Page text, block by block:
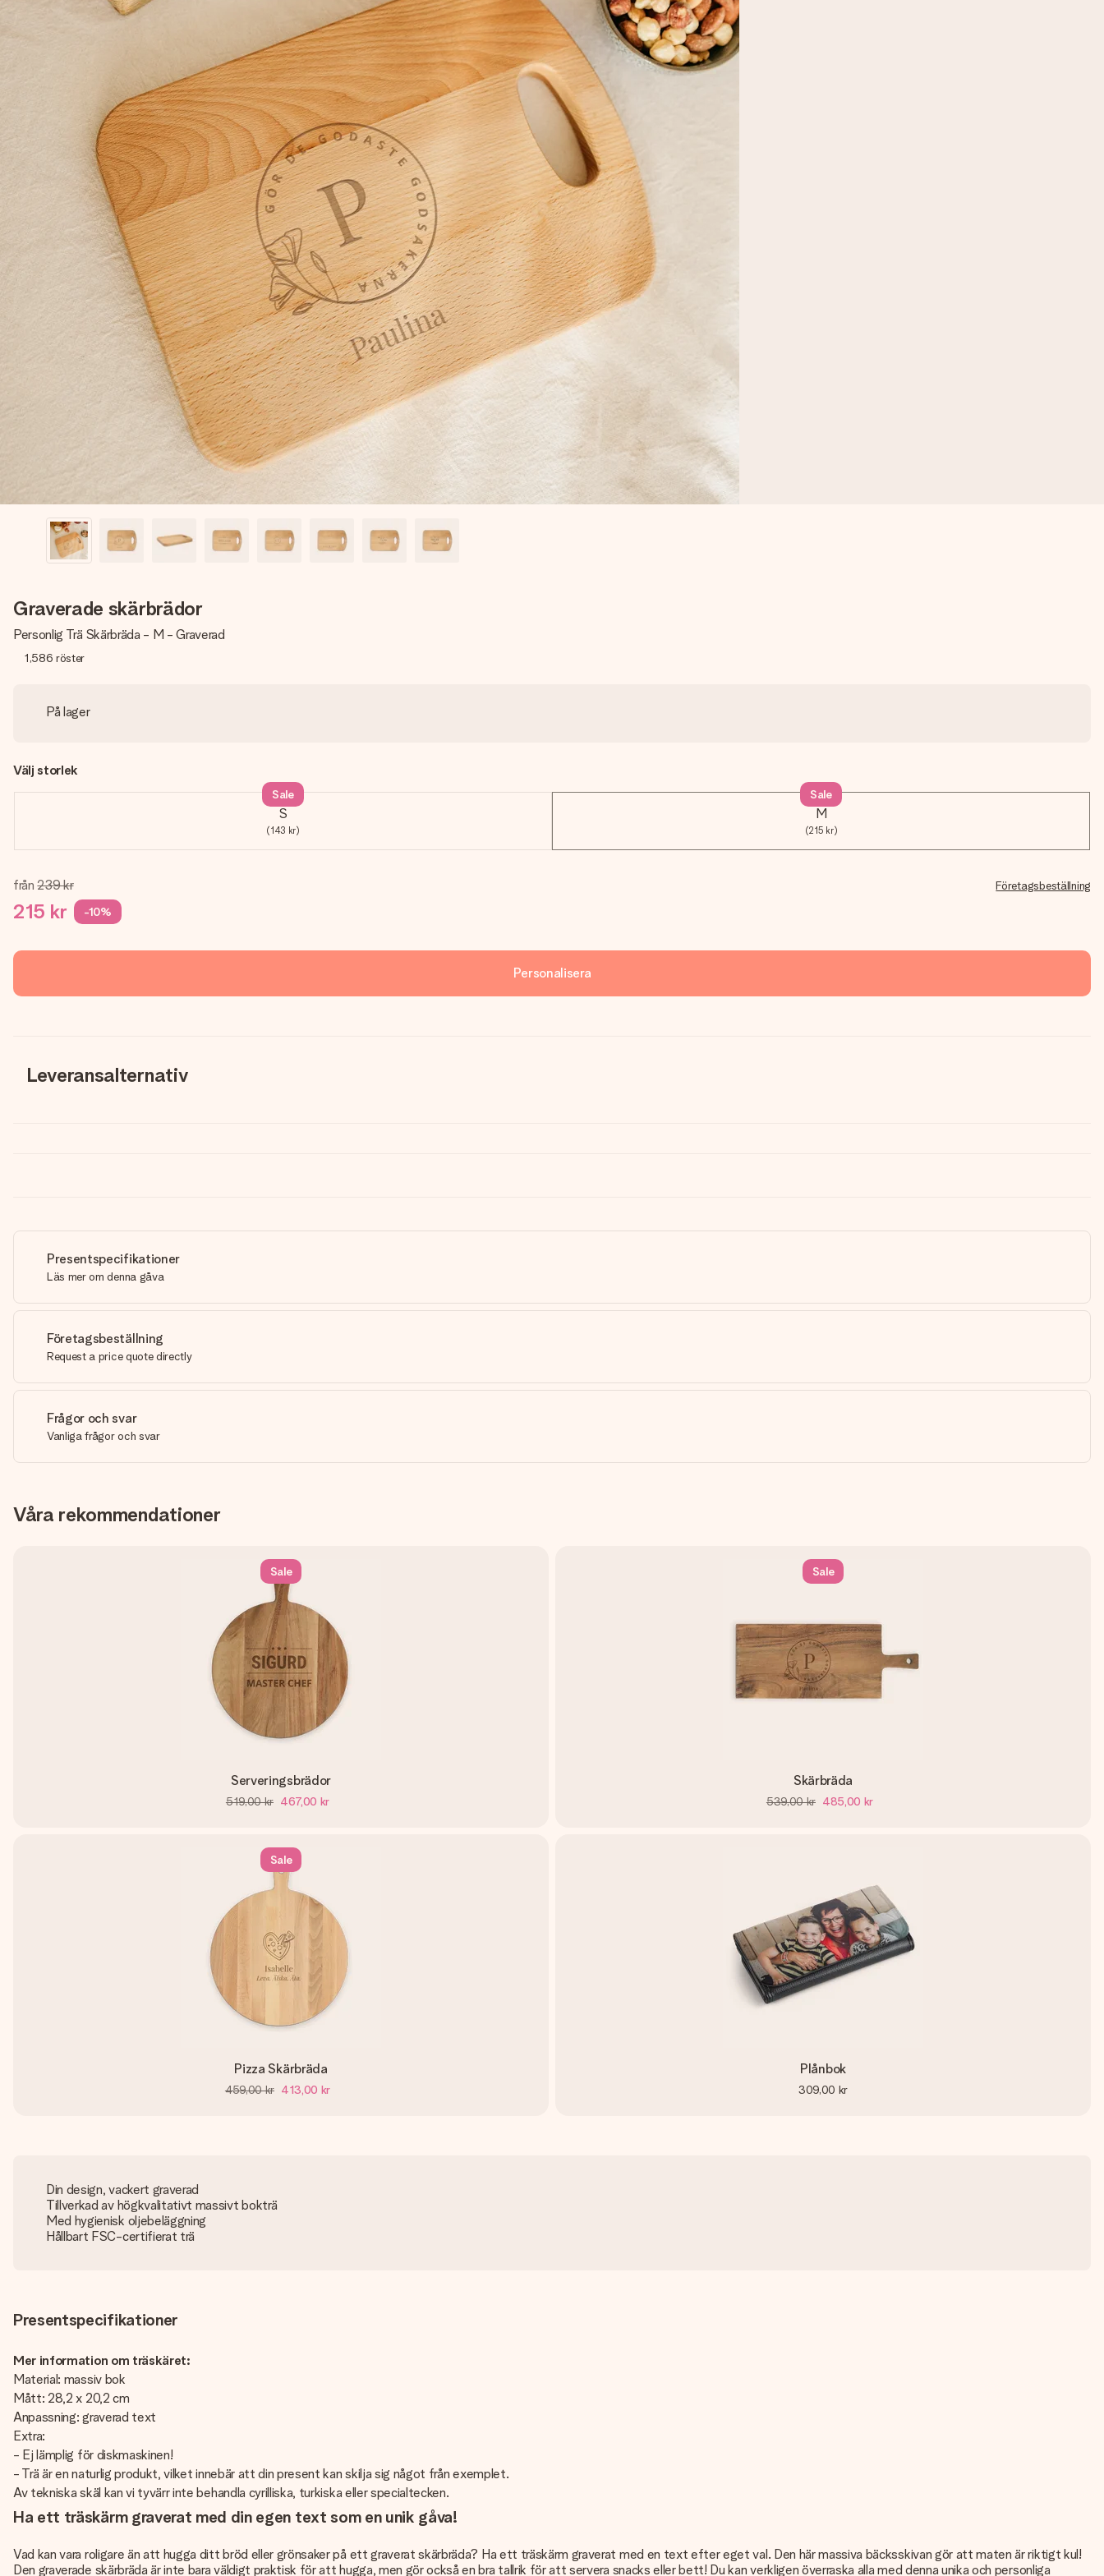
Graverade skärbrädor
Personlig Trä Skärbräda - M - Graverad
1,586 röster
På lager
Välj storlek
S
(143 kr)
Sale
M
(215 kr)
Sale
från 239 kr
215 kr -10%
Företagsbeställning
Personalisera
Leveransalternativ
Presentspecifikationer
Läs mer om denna gåva
Företagsbeställning
Request a price quote directly
Frågor och svar
Vanliga frågor och svar
Våra rekommendationer
Sale
Serveringsbrädor
519,00 kr 467,00 kr
Sale
Skärbräda
539,00 kr 485,00 kr
Sale
Pizza Skärbräda
459,00 kr 413,00 kr
Plånbok
309,00 kr
Din design, vackert graverad
Tillverkad av högkvalitativt massivt bokträ
Med hygienisk oljebeläggning
Hållbart FSC-certifierat trä
Presentspecifikationer
Mer information om träskäret:
Material: massiv bok
Mått: 28,2 x 20,2 cm
Anpassning: graverad text
Extra:
- Ej lämplig för diskmaskinen!
- Trä är en naturlig produkt, vilket innebär att din present kan skilja sig något från exemplet.
Av tekniska skäl kan vi tyvärr inte behandla cyrilliska, turkiska eller specialtecken.
Ha ett träskärm graverat med din egen text som en unik gåva!
Vad kan vara roligare än att hugga ditt bröd eller grönsaker på ett graverat skärbräda? Ha ett träskärm graverat med en text efter eget val. Den här massiva bäcksskivan gör att maten är riktigt kul!
Den graverade skärbräda är inte bara väldigt praktisk för att hugga, men gör också en bra tallrik för att servera snacks eller bett! Du kan verkligen överraska alla med denna unika och personliga